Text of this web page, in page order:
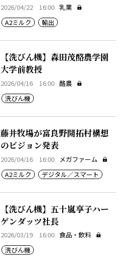
2026/04/22 16:00 乳業
A2ミルク
輸出
【洗びん機】森田茂酪農学園
大学前教授
2026/04/16 16:00 酪農
洗びん機
藤井牧場が富良野開拓村構想
のビジョン発表
2026/04/16 16:00
メガファーム
A2ミルク
デジタル／スマート
【洗びん機】五十嵐享子ハー
ゲンダッツ社長
2026/03/19 16:00 食品・飲料
洗びん機